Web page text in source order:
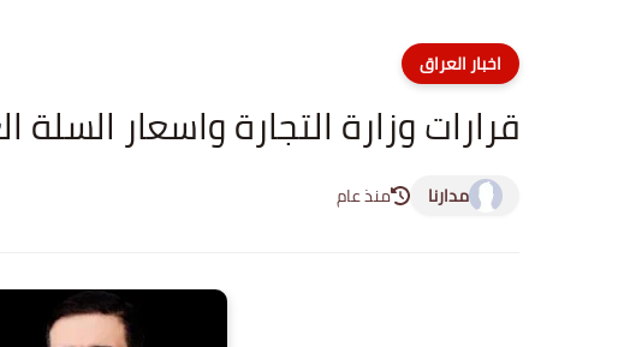
اخبار العراق
قرارات وزارة التجارة واسعار السلة
مدارنا منذ عام